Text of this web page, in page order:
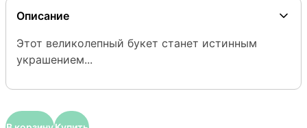
Описание
Этот великолепный букет станет истинным
украшением...